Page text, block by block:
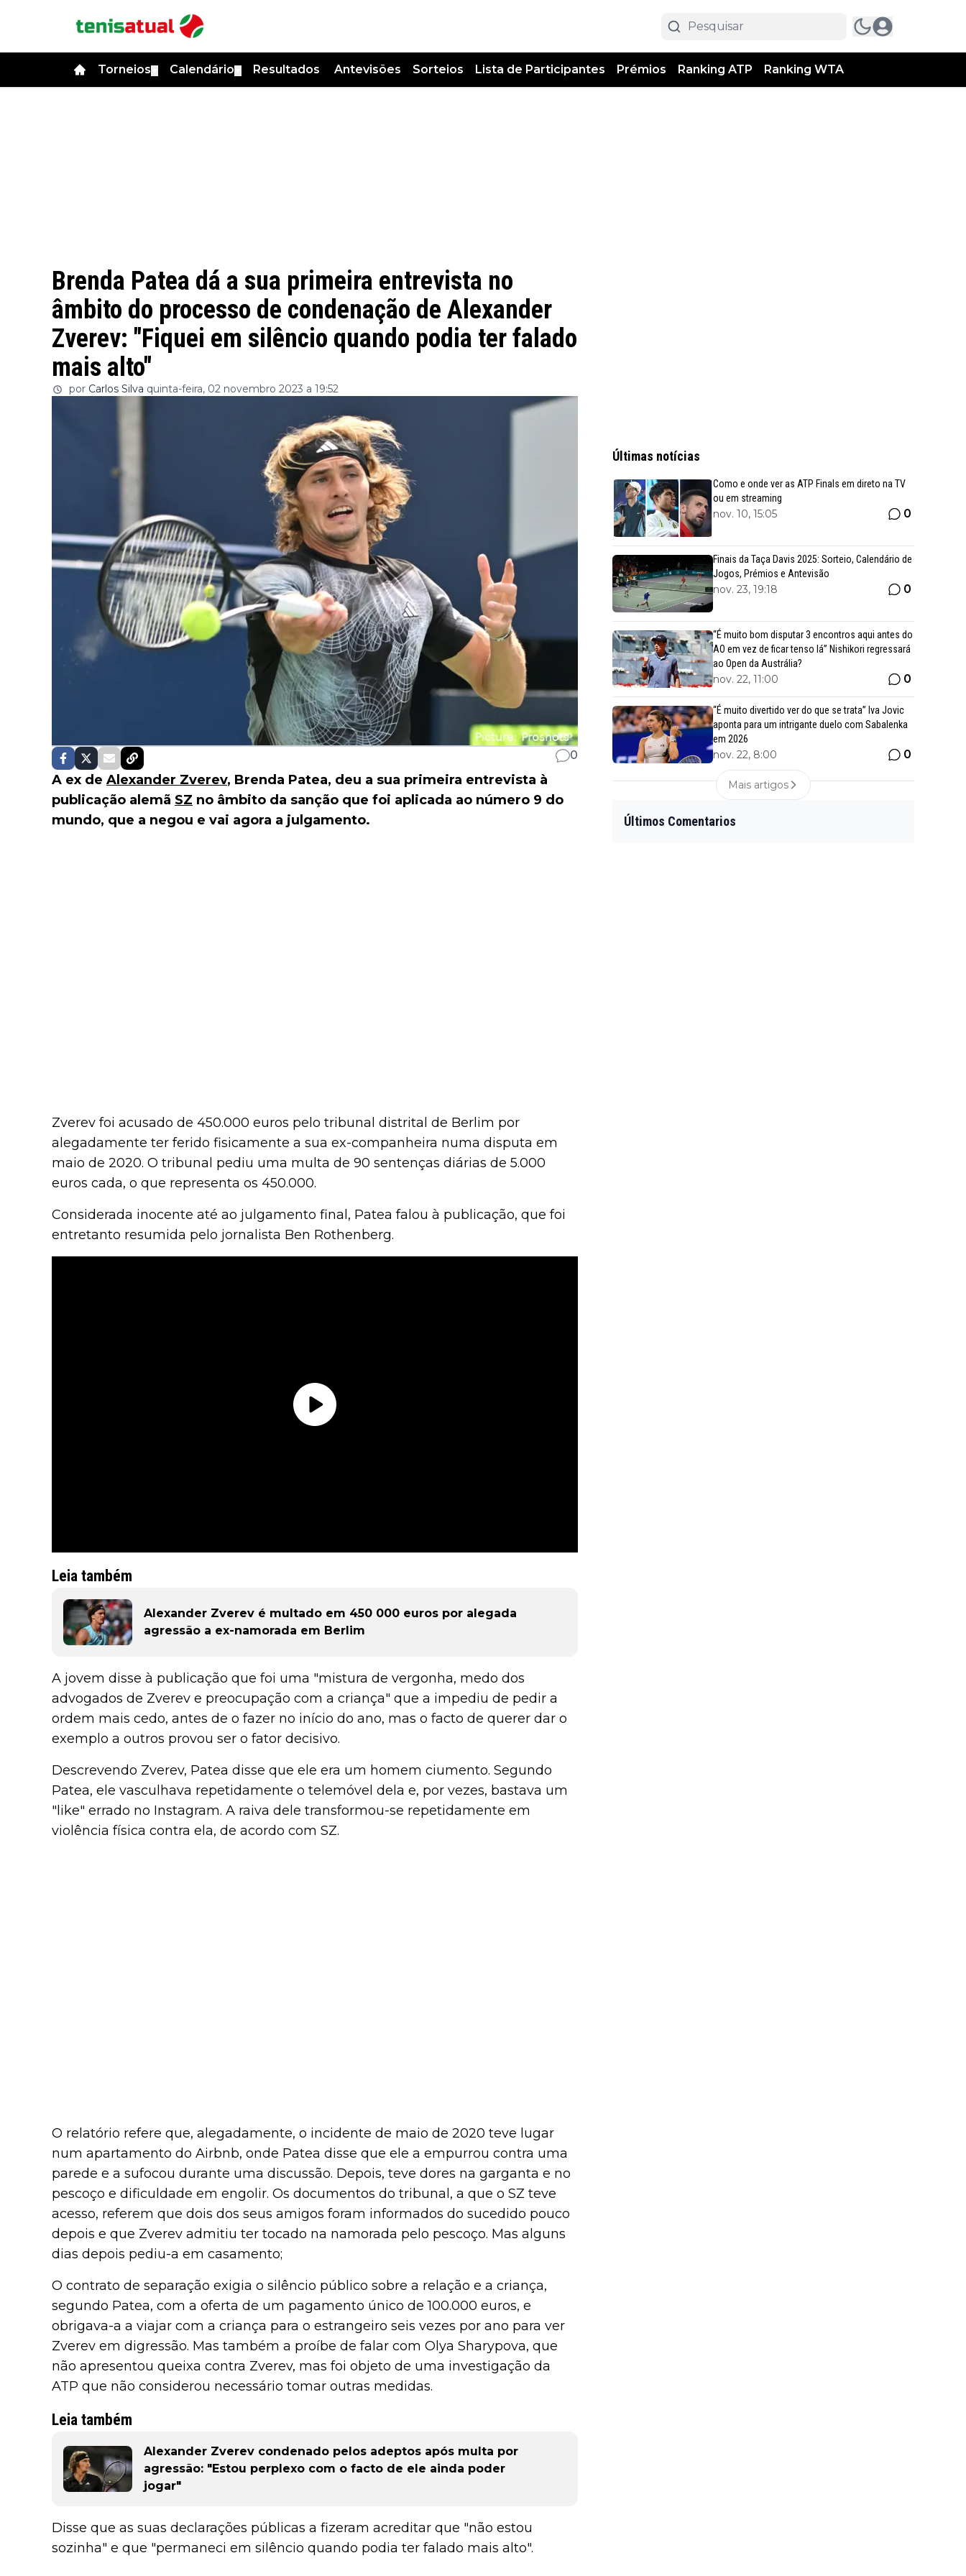
Torneios Calendário Resultados Antevisões Sorteios Lista de Participantes Prémios Ranking ATP Ranking WTA
Brenda Patea dá a sua primeira entrevista no
âmbito do processo de condenação de Alexander
Zverev: "Fiquei em silêncio quando podia ter falado
mais alto"
por Carlos Silva quinta-feira, 02 novembro 2023 a 19:52
0
A ex de Alexander Zverev, Brenda Patea, deu a sua primeira entrevista à
publicação alemã SZ no âmbito da sanção que foi aplicada ao número 9 do
mundo, que a negou e vai agora a julgamento.
Zverev foi acusado de 450.000 euros pelo tribunal distrital de Berlim por
alegadamente ter ferido fisicamente a sua ex-companheira numa disputa em
maio de 2020. O tribunal pediu uma multa de 90 sentenças diárias de 5.000
euros cada, o que representa os 450.000.
Considerada inocente até ao julgamento final, Patea falou à publicação, que foi
entretanto resumida pelo jornalista Ben Rothenberg.
Leia também
Alexander Zverev é multado em 450 000 euros por alegada
agressão a ex-namorada em Berlim
A jovem disse à publicação que foi uma "mistura de vergonha, medo dos
advogados de Zverev e preocupação com a criança" que a impediu de pedir a
ordem mais cedo, antes de o fazer no início do ano, mas o facto de querer dar o
exemplo a outros provou ser o fator decisivo.
Descrevendo Zverev, Patea disse que ele era um homem ciumento. Segundo
Patea, ele vasculhava repetidamente o telemóvel dela e, por vezes, bastava um
"like" errado no Instagram. A raiva dele transformou-se repetidamente em
violência física contra ela, de acordo com SZ.
O relatório refere que, alegadamente, o incidente de maio de 2020 teve lugar
num apartamento do Airbnb, onde Patea disse que ele a empurrou contra uma
parede e a sufocou durante uma discussão. Depois, teve dores na garganta e no
pescoço e dificuldade em engolir. Os documentos do tribunal, a que o SZ teve
acesso, referem que dois dos seus amigos foram informados do sucedido pouco
depois e que Zverev admitiu ter tocado na namorada pelo pescoço. Mas alguns
dias depois pediu-a em casamento;
O contrato de separação exigia o silêncio público sobre a relação e a criança,
segundo Patea, com a oferta de um pagamento único de 100.000 euros, e
obrigava-a a viajar com a criança para o estrangeiro seis vezes por ano para ver
Zverev em digressão. Mas também a proíbe de falar com Olya Sharypova, que
não apresentou queixa contra Zverev, mas foi objeto de uma investigação da
ATP que não considerou necessário tomar outras medidas.
Leia também
Alexander Zverev condenado pelos adeptos após multa por
agressão: "Estou perplexo com o facto de ele ainda poder
jogar"
Disse que as suas declarações públicas a fizeram acreditar que "não estou
sozinha" e que "permaneci em silêncio quando podia ter falado mais alto".
Últimas notícias
Como e onde ver as ATP Finals em direto na TV
ou em streaming
nov. 10, 15:05 0
Finais da Taça Davis 2025: Sorteio, Calendário de
Jogos, Prémios e Antevisão
nov. 23, 19:18 0
“É muito bom disputar 3 encontros aqui antes do
AO em vez de ficar tenso lá” Nishikori regressará
ao Open da Austrália?
nov. 22, 11:00 0
“É muito divertido ver do que se trata” Iva Jovic
aponta para um intrigante duelo com Sabalenka
em 2026
nov. 22, 8:00 0
Mais artigos
Últimos Comentarios